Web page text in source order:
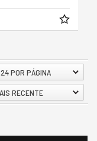
24 POR PÁGINA
RECENTE